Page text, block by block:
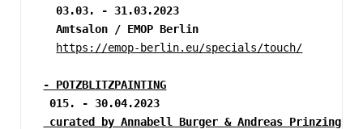
  03.03. - 31.03.2023
  Amtsalon / EMOP Berlin
https://emop-berlin.eu/specials/touch/
- POTZBLITZPAINTING
015. - 30.04.2023
curated by Annabell Burger & Andreas Prinzing